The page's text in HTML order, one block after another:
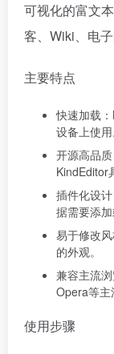
可视化的富文
客、Wiki、电
主要特点
快速加载
设备上使用
开源高品
KindEditor
插件化设
据需要添加
易于修改
的外观。
兼容主流
Opera等主
使用步骤